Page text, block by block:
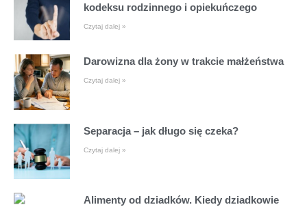
kodeksu rodzinnego i opiekuńczego
Czytaj dalej »
Darowizna dla żony w trakcie małżeństwa
Czytaj dalej »
Separacja – jak długo się czeka?
Czytaj dalej »
Alimenty od dziadków. Kiedy dziadkowie